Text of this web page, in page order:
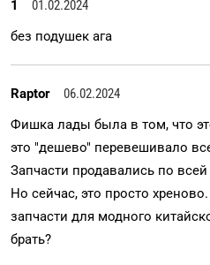
1
01.02.2024
без подушек ага
Raptor
06.02.2024
Фишка лады была в том, что
это "дешево" перевешивало
Запчасти продавались по
Но сейчас, это просто
запчасти для модного
брать?